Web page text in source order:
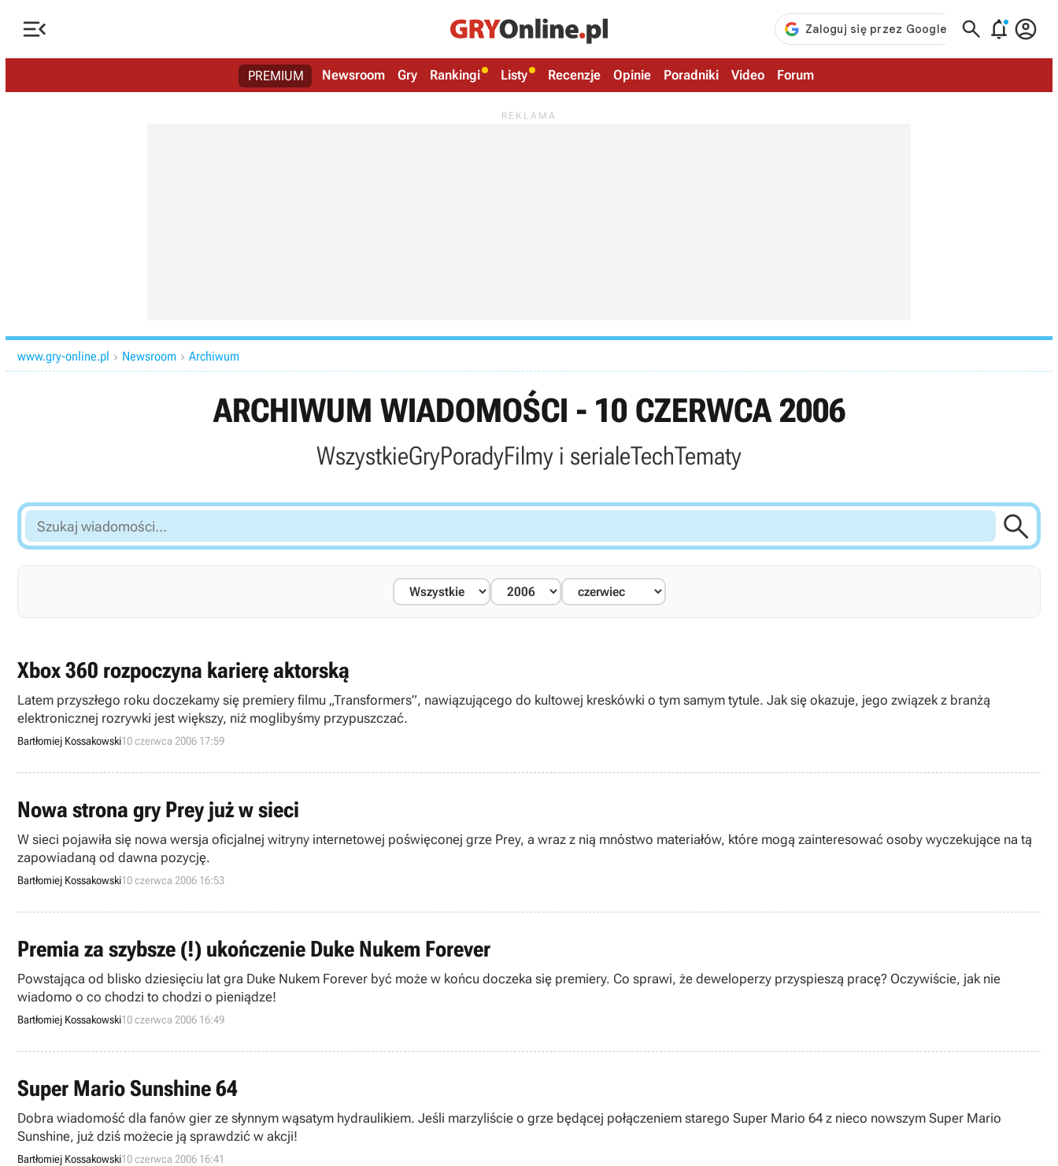
   
PREMIUM Newsroom Gry Rankingi Listy Recenzje Opinie Poradniki Video Forum
www.gry-online.pl  Newsroom  Archiwum
ARCHIWUM WIADOMOŚCI - 10 CZERWCA 2006
WszystkieGryPoradyFilmy i serialeTechTematy
Szukaj
wiadomości...

Xbox 360 rozpoczyna karierę aktorską
Latem przyszłego roku doczekamy się premiery filmu „Transformers”, nawiązującego do kultowej kreskówki o tym samym tytule. Jak się okazuje, jego związek z branżą
elektronicznej rozrywki jest większy, niż moglibyśmy przypuszczać.
Bartłomiej Kossakowski10 czerwca 2006 17:59
Nowa strona gry Prey już w sieci
W sieci pojawiła się nowa wersja oficjalnej witryny internetowej poświęconej grze Prey, a wraz z nią mnóstwo materiałów, które mogą zainteresować osoby wyczekujące na tą
zapowiadaną od dawna pozycję.
Bartłomiej Kossakowski10 czerwca 2006 16:53
Premia za szybsze (!) ukończenie Duke Nukem Forever
Powstająca od blisko dziesięciu lat gra Duke Nukem Forever być może w końcu doczeka się premiery. Co sprawi, że deweloperzy przyspieszą pracę? Oczywiście, jak nie
wiadomo o co chodzi to chodzi o pieniądze!
Bartłomiej Kossakowski10 czerwca 2006 16:49
Super Mario Sunshine 64
Dobra wiadomość dla fanów gier ze słynnym wąsatym hydraulikiem. Jeśli marzyliście o grze będącej połączeniem starego Super Mario 64 z nieco nowszym Super Mario
Sunshine, już dziś możecie ją sprawdzić w akcji!
Bartłomiej Kossakowski10 czerwca 2006 16:41